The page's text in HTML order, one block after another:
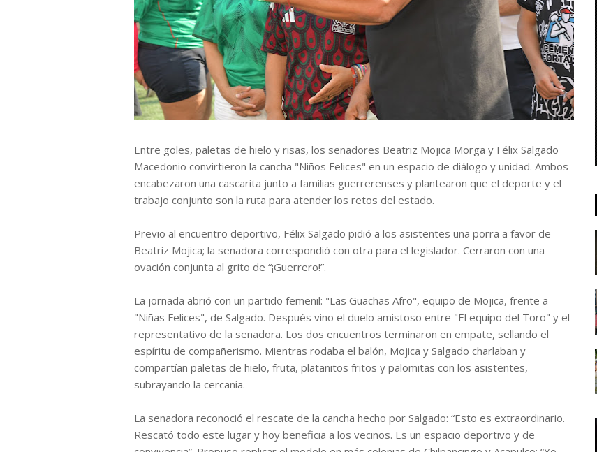
Entre goles, paletas de hielo y risas, los senadores Beatriz Mojica Morga y Félix Salgado
Macedonio convirtieron la cancha "Niños Felices" en un espacio de diálogo y unidad. Ambos
encabezaron una cascarita junto a familias guerrerenses y plantearon que el deporte y el
trabajo conjunto son la ruta para atender los retos del estado.
Previo al encuentro deportivo, Félix Salgado pidió a los asistentes una porra a favor de
Beatriz Mojica; la senadora correspondió con otra para el legislador. Cerraron con una
ovación conjunta al grito de “¡Guerrero!”.
La jornada abrió con un partido femenil: "Las Guachas Afro", equipo de Mojica, frente a
"Niñas Felices", de Salgado. Después vino el duelo amistoso entre "El equipo del Toro" y el
representativo de la senadora. Los dos encuentros terminaron en empate, sellando el
espíritu de compañerismo. Mientras rodaba el balón, Mojica y Salgado charlaban y
compartían paletas de hielo, fruta, platanitos fritos y palomitas con los asistentes,
subrayando la cercanía.
La senadora reconoció el rescate de la cancha hecho por Salgado: “Esto es extraordinario.
Rescató todo este lugar y hoy beneficia a los vecinos. Es un espacio deportivo y de